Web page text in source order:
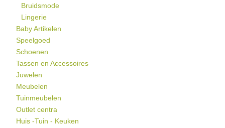
Bruidsmode
Lingerie
Baby Artikelen
Speelgoed
Schoenen
Tassen en Accessoires
Juwelen
Meubelen
Tuinmeubelen
Outlet centra
Huis -Tuin - Keuken